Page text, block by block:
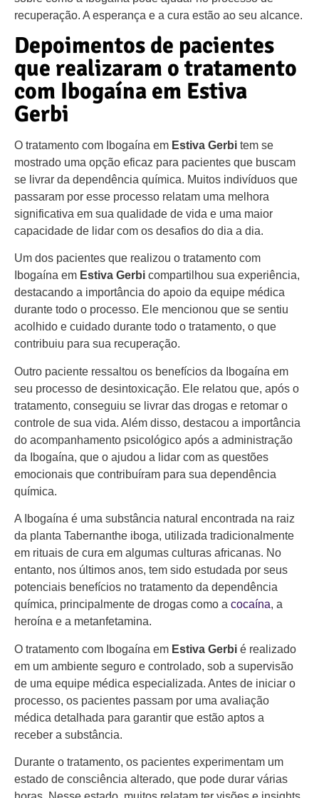
recuperação. A esperança e a cura estão ao seu alcance.
Depoimentos de pacientes
que realizaram o tratamento
com Ibogaína em Estiva
Gerbi
O tratamento com Ibogaína em Estiva Gerbi tem se
mostrado uma opção eficaz para pacientes que buscam
se livrar da dependência química. Muitos indivíduos que
passaram por esse processo relatam uma melhora
significativa em sua qualidade de vida e uma maior
capacidade de lidar com os desafios do dia a dia.
Um dos pacientes que realizou o tratamento com
Ibogaína em Estiva Gerbi compartilhou sua experiência,
destacando a importância do apoio da equipe médica
durante todo o processo. Ele mencionou que se sentiu
acolhido e cuidado durante todo o tratamento, o que
contribuiu para sua recuperação.
Outro paciente ressaltou os benefícios da Ibogaína em
seu processo de desintoxicação. Ele relatou que, após o
tratamento, conseguiu se livrar das drogas e retomar o
controle de sua vida. Além disso, destacou a importância
do acompanhamento psicológico após a administração
da Ibogaína, que o ajudou a lidar com as questões
emocionais que contribuíram para sua dependência
química.
A Ibogaína é uma substância natural encontrada na raiz
da planta Tabernanthe iboga, utilizada tradicionalmente
em rituais de cura em algumas culturas africanas. No
entanto, nos últimos anos, tem sido estudada por seus
potenciais benefícios no tratamento da dependência
química, principalmente de drogas como a cocaína, a
heroína e a metanfetamina.
O tratamento com Ibogaína em Estiva Gerbi é realizado
em um ambiente seguro e controlado, sob a supervisão
de uma equipe médica especializada. Antes de iniciar o
processo, os pacientes passam por uma avaliação
médica detalhada para garantir que estão aptos a
receber a substância.
Durante o tratamento, os pacientes experimentam um
estado de consciência alterado, que pode durar várias